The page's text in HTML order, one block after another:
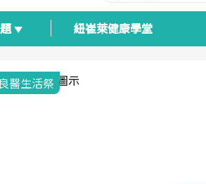
紐崔萊健康學堂
我與健康韌性的距離